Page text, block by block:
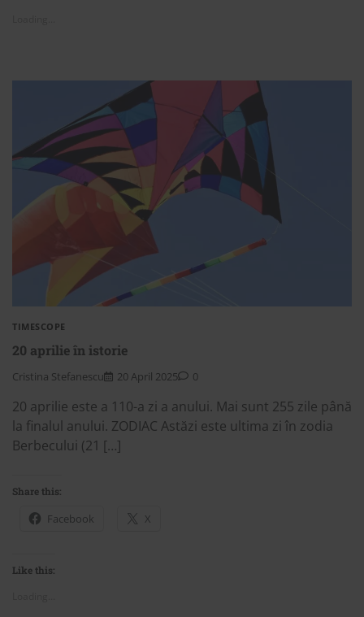
TIMESCOPE
20 aprilie în istorie
Cristina Stefanescu 20 April 2025 0
20 aprilie este a 110-a zi a anului. Mai sunt 255 zile până
la finalul anului. ZODIAC Astăzi este ultima zi în zodia
Berbecului (21 […]
Share this:
Facebook X
Like this: